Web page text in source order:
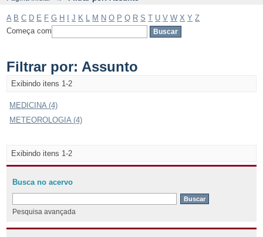
A B C D E F G H J K M N O P Q R S T U V W X Y Z
Começa com
Filtrar por: Assunto
Exibindo itens 1-2
MEDICINA (4)
METEOROLOGIA (4)
Exibindo itens 1-2
Busca no acervo
Pesquisa avançada